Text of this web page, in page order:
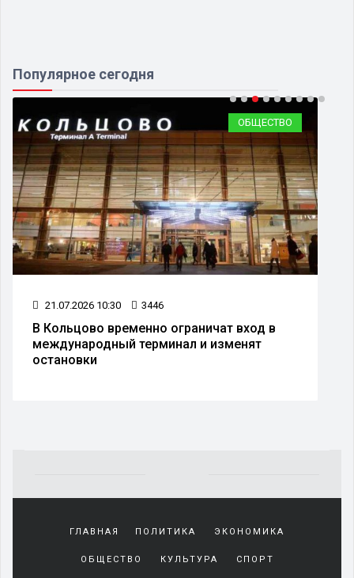
Популярное сегодня
ОБЩЕСТВО
21.07.2026 10:30 3446
В Кольцово временно ограничат вход в
международный терминал и изменят
остановки
sürekli
beraber
ГЛАВНАЯ ПОЛИТИКА ЭКОНОМИКА
ОБЩЕСТВО КУЛЬТУРА СПОРТ